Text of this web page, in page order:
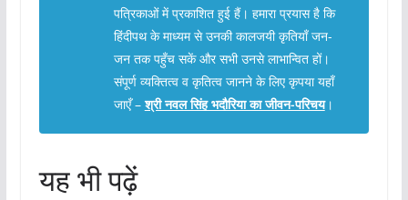
पत्रिकाओं में प्रकाशित हुई हैं। हमारा प्रयास है कि
हिंदीपथ के माध्यम से उनकी कालजयी कृतियाँ जन-
जन तक पहुँच सकें और सभी उनसे लाभान्वित हों।
संपूर्ण व्यक्तित्व व कृतित्व जानने के लिए कृपया यहाँ
जाएँ –श्री नवल सिंह भदौरिया का जीवन-परिचय।
यह भी पढ़ें